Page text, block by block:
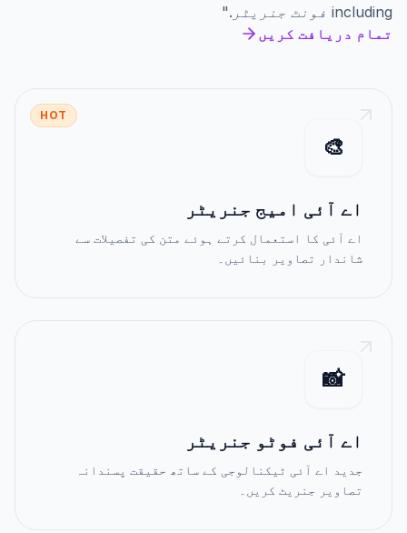
including فونٹ جنریٹر ."
تمام دریافت کریں
HOT
🎨
اے آئی امیج جنریٹر
اے آئی کا استعمال کرتے ہوئے متن کی تفصیلات سے
شاندار تصاویر بنائیں۔
📸
اے آئی فوٹو جنریٹر
جدید اے آئی ٹیکنالوجی کے ساتھ حقیقت پسندانہ
تصاویر جنریٹ کریں۔